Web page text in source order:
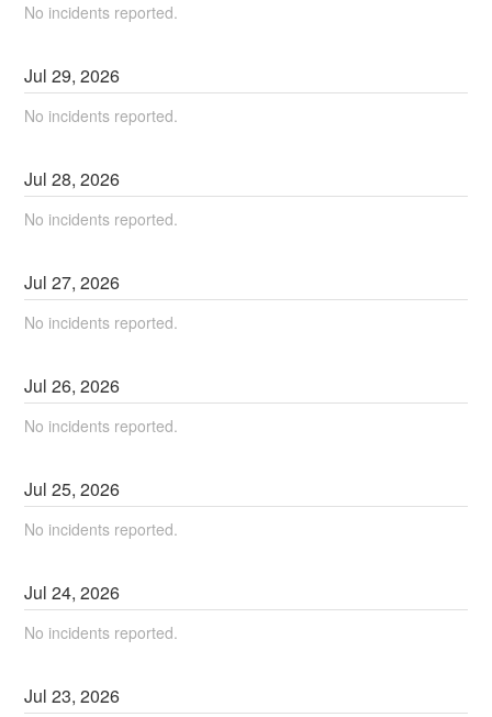
No incidents reported.
Jul29,2026
No incidents reported.
Jul28,2026
No incidents reported.
Jul27,2026
No incidents reported.
Jul26,2026
No incidents reported.
Jul25,2026
No incidents reported.
Jul24,2026
No incidents reported.
Jul23,2026